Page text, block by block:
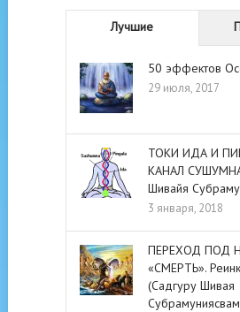
Лучшие
50 эффектов
29 июля, 2017
ТОКИ ИДА И
КАНАЛ
Шивайя
3 января, 2018
ПЕРЕХОД ПОД
«СМЕРТЬ».
(Садгуру Шивая